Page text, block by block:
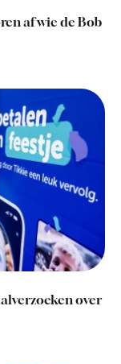
af wie de Bob
over